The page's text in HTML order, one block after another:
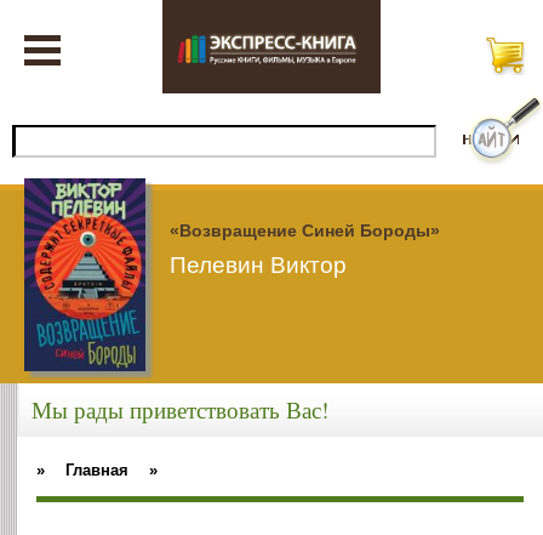
«Возвращение Синей Бороды»
Пелевин Виктор
Мы рады приветствовать Вас!
» Главная »